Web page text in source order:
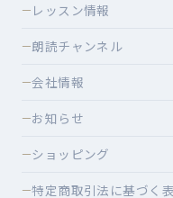
— レッスン情報
—朗読チャンネル
—会社情報
—お知らせ
—ショッピング
—特定商取引法に基づく